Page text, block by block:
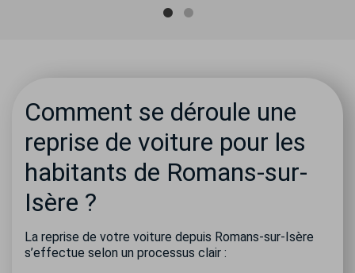
Comment se déroule une
reprise de voiture pour les
habitants de Romans-sur-
Isère ?
La reprise de votre voiture depuis Romans-sur-Isère
s’effectue selon un processus clair :